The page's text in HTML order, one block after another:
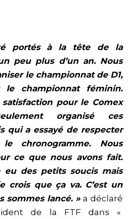
portés à la tête de la
peu plus d’un an. Nous
le championnat de D1,
le championnat féminin.
satisfaction pour le Comex
organisé ces
qui a essayé de respecter
le chronogramme. Nous
ce que nous avons fait.
eu des petits soucis mais
crois que ça va. C’est un
sommes lancé. » a déclaré
de la FTF dans «